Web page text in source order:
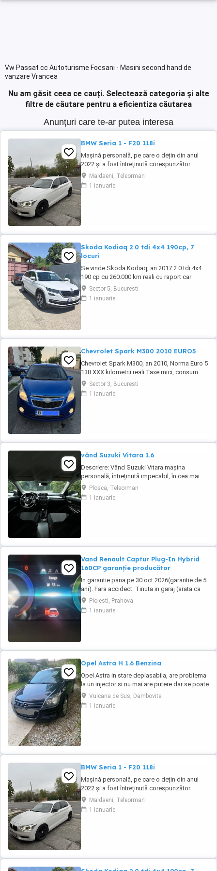
Vw Passat cc Autoturisme Focsani - Masini second hand de
vanzare Vrancea
Nu am găsit ceea ce cauți. Selectează categoria și alte
filtre de căutare pentru a eficientiza căutarea
Anunțuri care te-ar putea interesa
BMW Seria 1 - F20 118i
Mașină personală, pe care o dețin din anul
2022 și a fost întreținută corespunzător
(revizia la 8000-9000 km). Distribuție, ambreiaj
și suspensie (telescoape, brațe+bucși)- au
fost înlocuite cu un an în urmă. Două seturi de
Maldaeni, Teleorman
1 ianuarie
Skoda Kodiaq 2.0 tdi 4x4 190cp, 7
locuri
Se vinde Skoda Kodiaq, an 2017 2.0 tdi 4x4
190 cp cu 260.000 km reali cu raport car
vertical. La 253.000 km s-a efectuat revizie cu
facturi la: ulei+filtre, plăcute frână, rulment
spate, schimbat ulei dsg , cutie transfer, grup
Sector 5, Bucuresti
1 ianuarie
Chevrolet Spark M300 2010 EURO5
Chevrolet Spark M300, an 2010, Norma Euro 5
138.XXX kilometrii reali Taxe mici, consum
mic 5-6% in oras, costuri mici de intretinere
Dotari: -Motor 1.0 16v 68cp, Euro 5, Distributie
Lant -AC manual functional -ABS -Proiectoare
Sector 3, Bucuresti
1 ianuarie
vând Suzuki Vitara 1.6
Descriere: Vând Suzuki Vitara mașina
personală, întreținută impecabil, în cea mai
căutată configurație pentru fiabilitate: motorul
1.6 benzină aspirat (distribuție lanț) și
tracțiune integrală AllGrip Date tehnice &
Plosca, Teleorman
1 ianuarie
Vand Renault Captur Plug-In Hybrid
160CP garanție producător
In garantie pana pe 30 oct 2026(garantie de 5
ani). Fara accidect. Tinuta in garaj (arata ca
noua, nu are zgarieturi). Folosita doar la
naveta(30km zilnic). Nu are urme de uzura,
placutele si discurile nu sunt deloc uzate
Ploiesti, Prahova
1 ianuarie
Opel Astra H 1.6 Benzina
Opel Astra in stare deplasabila, are problema
la un injector si nu mai are putere dar se poate
deplasa, pretul este negociabil la fata locului,
masina are si instalație Gpl omologată.
Vulcana de Sus, Dambovita
1 ianuarie
BMW Seria 1 - F20 118i
Mașină personală, pe care o dețin din anul
2022 și a fost întreținută corespunzător
(revizia la 8000-9000 km). Distribuție, ambreiaj
și suspensie (telescoape, brațe+bucși)- au
fost înlocuite cu un an în urmă. Două seturi de
Maldaeni, Teleorman
1 ianuarie